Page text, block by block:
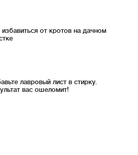
избавиться от кротов на дачном
лавровый лист в стирку.
вас ошеломит!